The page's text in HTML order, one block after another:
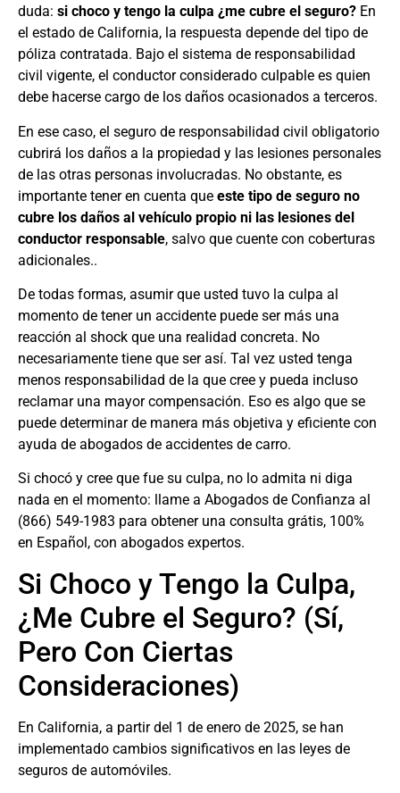
duda: si choco y tengo la culpa ¿me cubre el seguro? En
el estado de California, la respuesta depende del tipo de
póliza contratada. Bajo el sistema de responsabilidad
civil vigente, el conductor considerado culpable es quien
debe hacerse cargo de los daños ocasionados a terceros.
En ese caso, el seguro de responsabilidad civil obligatorio
cubrirá los daños a la propiedad y las lesiones personales
de las otras personas involucradas. No obstante, es
importante tener en cuenta que este tipo de seguro no
cubre los daños al vehículo propio ni las lesiones del
conductor responsable, salvo que cuente con coberturas
adicionales..
De todas formas, asumir que usted tuvo la culpa al
momento de tener un accidente puede ser más una
reacción al shock que una realidad concreta. No
necesariamente tiene que ser así. Tal vez usted tenga
menos responsabilidad de la que cree y pueda incluso
reclamar una mayor compensación. Eso es algo que se
puede determinar de manera más objetiva y eficiente con
ayuda de abogados de accidentes de carro.
Si chocó y cree que fue su culpa, no lo admita ni diga
nada en el momento: llame a Abogados de Confianza al
(866) 549-1983 para obtener una consulta grátis, 100%
en Español, con abogados expertos.
Si Choco y Tengo la Culpa,
¿Me Cubre el Seguro? (Sí,
Pero Con Ciertas
Consideraciones)
En California, a partir del 1 de enero de 2025, se han
implementado cambios significativos en las leyes de
seguros de automóviles.